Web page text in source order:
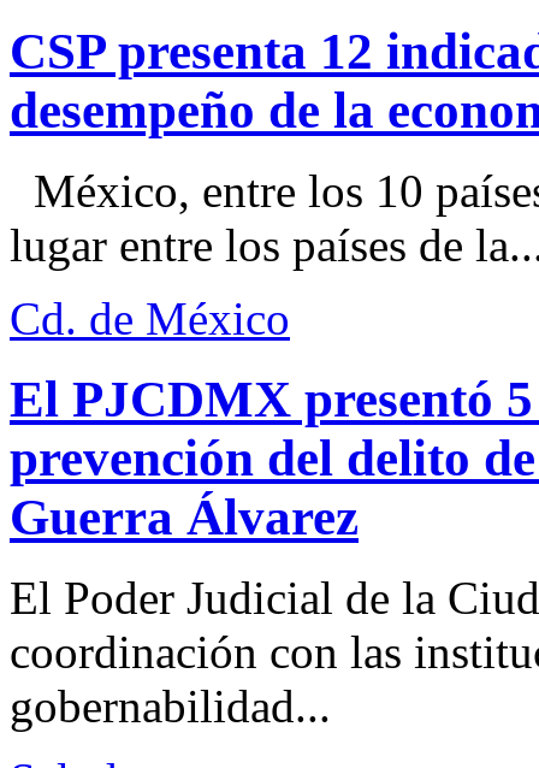
CSP presenta 12
desempeño de la
México, entre los 10
lugar entre los países de
Cd. de México
El PJCDMX presentó
prevención del delito
Guerra Álvarez
El Poder Judicial de la
coordinación con las
gobernabilidad...